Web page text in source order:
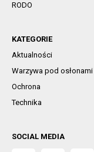
RODO
KATEGORIE
Aktualności
Warzywa pod osłonami
Ochrona
Technika
SOCIAL MEDIA